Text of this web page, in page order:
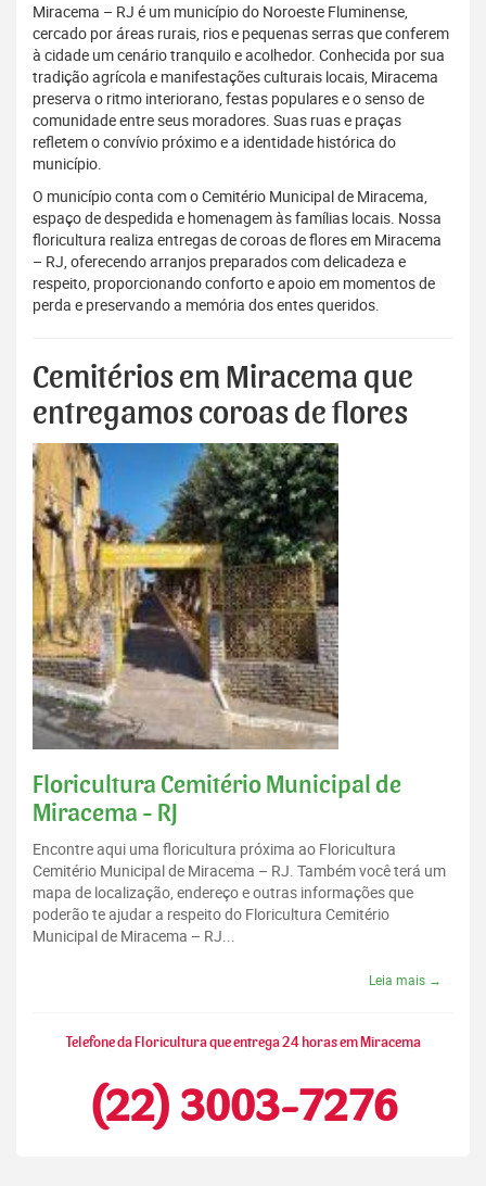
Miracema – RJ é um município do Noroeste Fluminense,
cercado por áreas rurais, rios e pequenas serras que conferem
à cidade um cenário tranquilo e acolhedor. Conhecida por sua
tradição agrícola e manifestações culturais locais, Miracema
preserva o ritmo interiorano, festas populares e o senso de
comunidade entre seus moradores. Suas ruas e praças
refletem o convívio próximo e a identidade histórica do
município.
O município conta com o Cemitério Municipal de Miracema,
espaço de despedida e homenagem às famílias locais. Nossa
floricultura realiza entregas de coroas de flores em Miracema
– RJ, oferecendo arranjos preparados com delicadeza e
respeito, proporcionando conforto e apoio em momentos de
perda e preservando a memória dos entes queridos.
Cemitérios em Miracema que
entregamos coroas de flores
Floricultura Cemitério Municipal de
Miracema - RJ
Encontre aqui uma floricultura próxima ao Floricultura
Cemitério Municipal de Miracema – RJ. Também você terá um
mapa de localização, endereço e outras informações que
poderão te ajudar a respeito do Floricultura Cemitério
Municipal de Miracema – RJ...
Leia mais →
Telefone da Floricultura que entrega 24 horas em Miracema
(22) 3003-7276